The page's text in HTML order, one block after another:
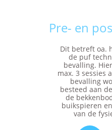
Pre- en
Dit betreft oa.
de puf
bevalling.
max. 3 sessies
bevalling
besteed aan
de
buikspieren
van de